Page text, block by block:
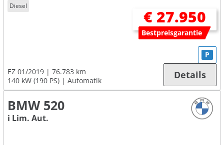
Diesel
€ 27.950
Bestpreisgarantie
EZ 01/2019
76.783 km
140 kW (190 PS)
Automatik
P
Details
BMW 520
i Lim. Aut.